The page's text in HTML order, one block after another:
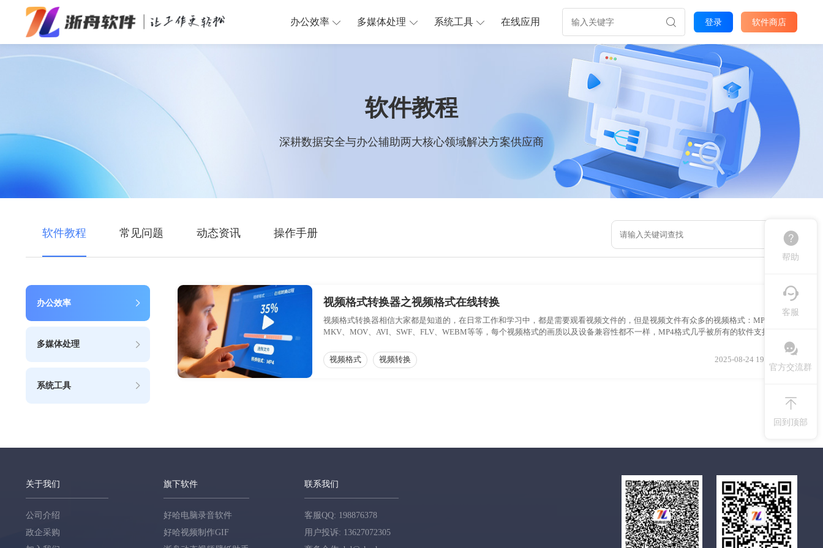
办公效率
办公效率 多媒体处理 系统工具 在线应用 登录 软件商店
软件教程
深耕数据安全与办公辅助两大核心领域解决方案供应商
软件教程 常见问题 动态资讯 操作手册
办公效率
多媒体处理
系统工具
视频格式转换器之视频格式在线转换
视频格式转换器相信大家都是知道的，在日常工作和学习中，都是需要观看视频文件的，但是视频文件有众多的视频格式：MP4、
MKV、MOV、AVI、SWF、FLV、WEBM等等，每个视频格式的画质以及设备兼容性都不一样，MP4格式几乎被所有的软件支持，而
有些冷门少用的格式却是不支持播放的；那么，这时就需要使用视频格式转换器将视频格式转换成MP4等普遍的视频格式。以下为大
家展示如何使用视频格式转换器转换视频格式。
视频格式 视频转换 2025-08-24 19:20:10
关于我们
公司介绍
政企采购
旗下软件
好哈电脑录音软件
好哈视频制作GIF
联系我们
客服QQ: 198876378
用户投诉: 13627072305
帮助
客服
官方交流群
回到顶部